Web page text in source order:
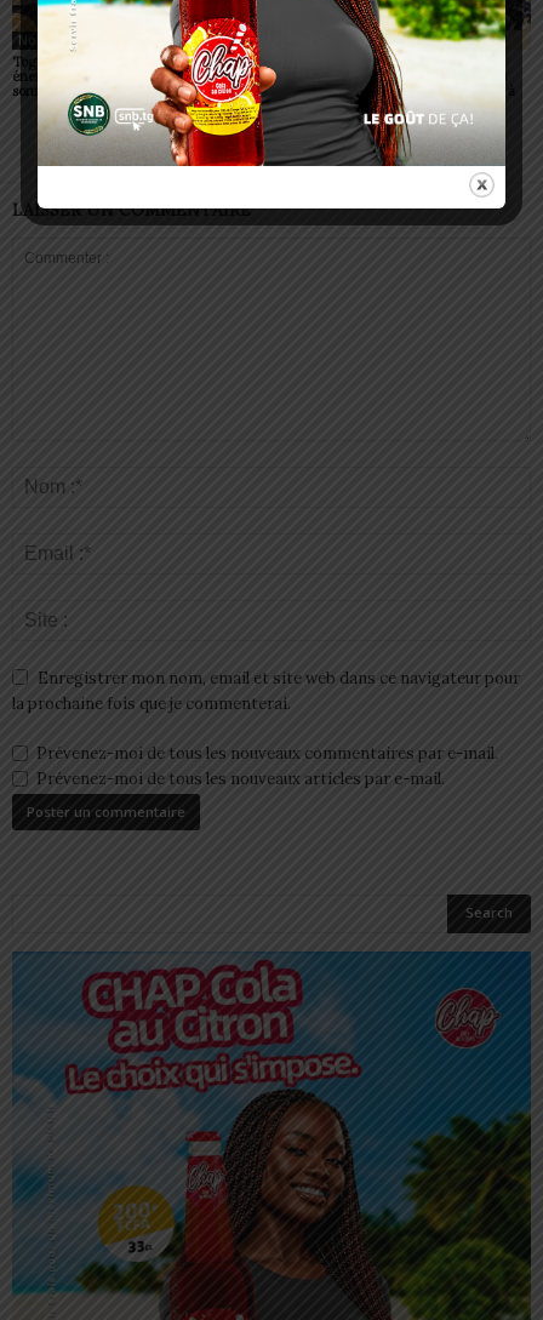
Non classé
Togo/ Boissons
énergisantes: l’État tire la
sonnette d’alarme
Non classé
Togo/ Rentrée scolaire
2026-2027: consultez la
liste officielle des écoles
autorisées
Non classé
ESSAL 2026 : les
admissibles convoqués
pour la visite médicale à
Lomé
LAISSER UN COMMENTAIRE
Enregistrer mon nom, email et site web dans ce navigateur pour
la prochaine fois que je commenterai.
Prévenez-moi de tous les nouveaux commentaires par e-mail.
Prévenez-moi de tous les nouveaux articles par e-mail.